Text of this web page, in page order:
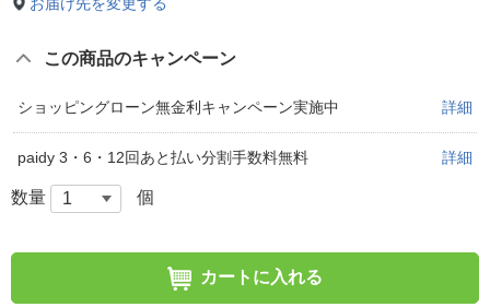
この商品のキャンペーン
ショッピングローン無金利キャンペーン実施中 詳細
paidy 3・6・12回あと払い分割手数料無料 詳細
数量 個
カートに入れる